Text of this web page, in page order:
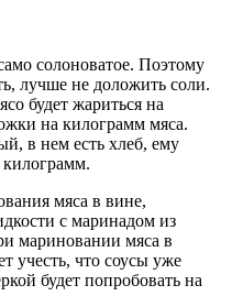
солоноватое. Поэтому
лучше не доложить соли.
будет жариться на
на килограмм мяса.
в нем есть хлеб, ему
килограмм.
мяса в вине,
с маринадом из
мариновании мяса в
учесть, что соусы уже
будет попробовать на